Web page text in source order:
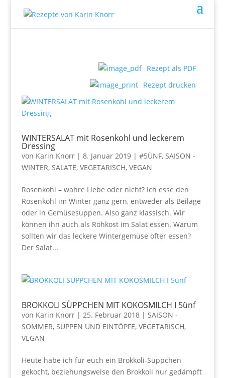
Rezept als PDF
Rezept drucken
WINTERSALAT mit Rosenkohl und leckerem
Dressing
von Karin Knorr| 8. Januar 2019| #5ÜNF, SAISON -
WINTER, SALATE, VEGETARISCH, VEGAN
Rosenkohl – wahre Liebe oder nicht? Ich esse den
Rosenkohl im Winter ganz gern, entweder als Beilage
oder in Gemüsesuppen. Also ganz klassisch. Wir
können ihn auch als Rohkost im Salat essen. Warum
sollten wir das leckere Wintergemüse öfter essen?
Der Salat...
BROKKOLI SÜPPCHEN MIT KOKOSMILCH I 5ünf
von Karin Knorr| 25. Februar 2018| SAISON -
SOMMER, SUPPEN UND EINTÖPFE, VEGETARISCH,
VEGAN
Heute habe ich für euch ein Brokkoli-Süppchen
gekocht, beziehungsweise den Brokkoli nur gedämpft